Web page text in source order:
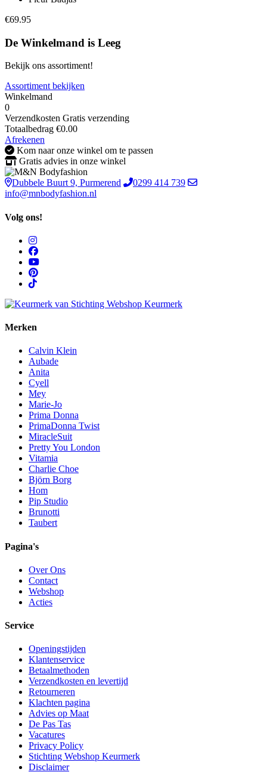
€69.95
De Winkelmand is Leeg
Bekijk ons assortiment!
Assortiment bekijken
Winkelmand
0
Verzendkosten Gratis verzending
Totaalbedrag €0.00
Afrekenen
Kom naar onze winkel om te passen
Gratis advies in onze winkel
Dubbele Buurt 9, Purmerend
0299 414 739
info@mnbodyfashion.nl
Volg ons!
Merken
Calvin Klein
Aubade
Anita
Cyell
Mey
Marie-Jo
Prima Donna
PrimaDonna Twist
MiracleSuit
Pretty You London
Vitamia
Charlie Choe
Björn Borg
Hom
Pip Studio
Brunotti
Taubert
Pagina's
Over Ons
Contact
Webshop
Acties
Service
Openingstijden
Klantenservice
Betaalmethoden
Verzendkosten en levertijd
Retourneren
Klachten pagina
Advies op Maat
De Pas Tas
Vacatures
Privacy Policy
Stichting Webshop Keurmerk
Disclaimer